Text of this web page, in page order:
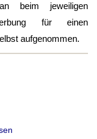
beim jeweiligen
für einen
aufgenommen.